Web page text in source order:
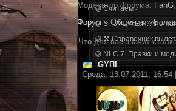
Считаем
S.T.A.L.K.E.R.
⚒ Справочник
NLC 7. Правки и
Модератор форума: FanG,
Форум » Общение »
Что для вас значит
GYПІ
Среда, 13.07.2011,